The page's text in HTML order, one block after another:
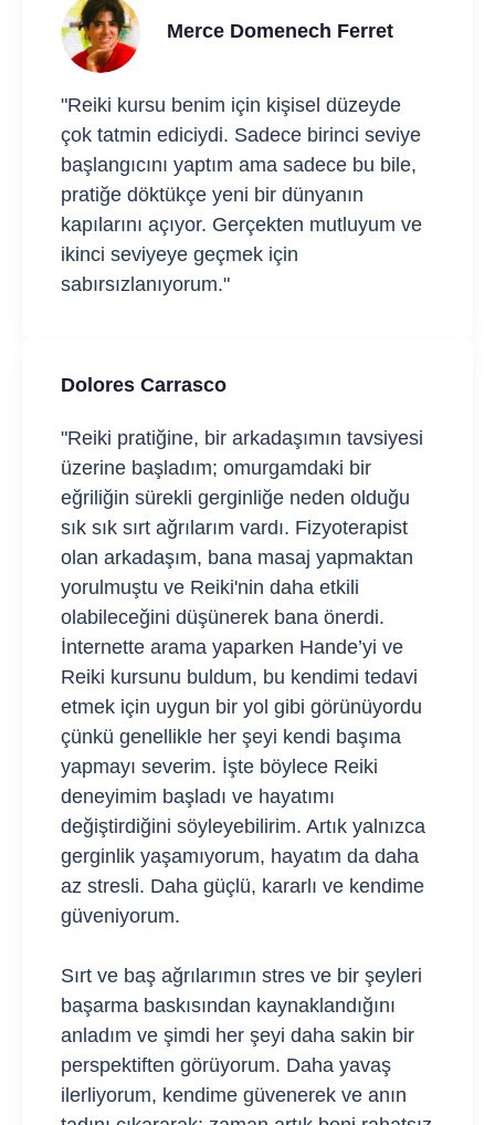
"Reiki kursu benim için kişisel düzeyde
çok tatmin ediciydi. Sadece birinci seviye
başlangıcını yaptım ama sadece bu bile,
pratiğe döktükçe yeni bir dünyanın
kapılarını açıyor. Gerçekten mutluyum ve
ikinci seviyeye geçmek için
sabırsızlanıyorum."
Merce Domenech Ferret
"Reiki pratiğine, bir arkadaşımın tavsiyesi
üzerine başladım; omurgamdaki bir
eğriliğin sürekli gerginliğe neden olduğu
sık sık sırt ağrılarım vardı. Fizyoterapist
olan arkadaşım, bana masaj yapmaktan
yorulmuştu ve Reiki'nin daha etkili
olabileceğini düşünerek bana önerdi.
İnternette arama yaparken Hande’yi ve
Reiki kursunu buldum, bu kendimi tedavi
etmek için uygun bir yol gibi görünüyordu
çünkü genellikle her şeyi kendi başıma
yapmayı severim. İşte böylece Reiki
deneyimim başladı ve hayatımı
değiştirdiğini söyleyebilirim. Artık yalnızca
gerginlik yaşamıyorum, hayatım da daha
az stresli. Daha güçlü, kararlı ve kendime
güveniyorum.
Sırt ve baş ağrılarımın stres ve bir şeyleri
başarma baskısından kaynaklandığını
anladım ve şimdi her şeyi daha sakin bir
perspektiften görüyorum. Daha yavaş
ilerliyorum, kendime güvenerek ve anın
Dolores Carrasco